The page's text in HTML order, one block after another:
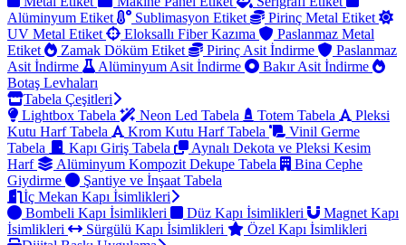
Alüminyum Etiket
Sublimasyon Etiket
Pirinç Metal Etiket
UV Metal Etiket
Eloksallı Fiber Kazıma
Paslanmaz Metal
Etiket
Zamak Döküm Etiket Pirinç Asit İndirme
Paslanmaz
Asit İndirme
Alüminyum Asit İndirme
Bakır Asit İndirme
Botaş Levhaları
Tabela Çeşitleri
Lightbox Tabela
Neon Led Tabela Totem Tabela
Pleksi
Kutu Harf Tabela
Krom Kutu Harf Tabela
Vinil Germe
Tabela
Kapı Giriş Tabela
Aynalı Dekota ve Pleksi Kesim
Harf
Alüminyum Kompozit Dekupe Tabela
Bina Cephe
Giydirme
Şantiye ve İnşaat Tabela
İç Mekan Kapı İsimlikleri
Bombeli Kapı İsimlikleri
Düz Kapı İsimlikleri
Magnet Kapı
İsimlikleri
Sürgülü Kapı İsimlikleri
Özel Kapı İsimlikleri